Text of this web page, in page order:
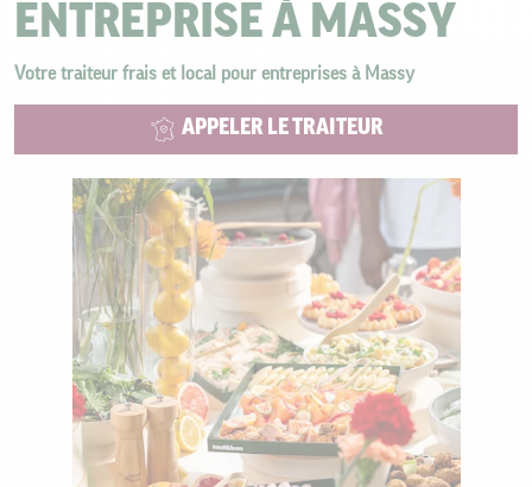
ENTREPRISE À MASSY
Votre traiteur frais et local pour entreprises à Massy
APPELER LE TRAITEUR